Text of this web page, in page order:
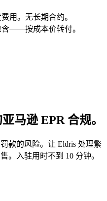
用。无长期合约。
含——按成本价转付。
亚马逊 EPR 合规。
款的风险。让 Eldris 处理繁
。入驻用时不到 10 分钟。